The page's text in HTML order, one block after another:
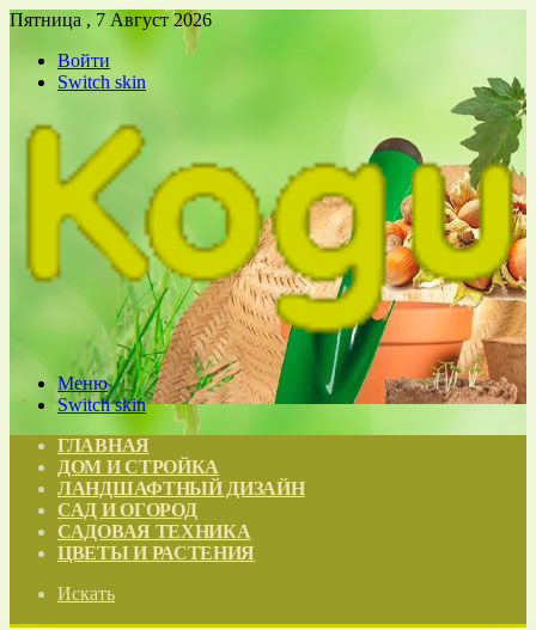
Пятница , 7 Август 2026
Войти
Switch skin
Меню
Switch skin
ГЛАВНАЯ
ДОМ И СТРОЙКА
ЛАНДШАФТНЫЙ ДИЗАЙН
САД И ОГОРОД
САДОВАЯ ТЕХНИКА
ЦВЕТЫ И РАСТЕНИЯ
Искать